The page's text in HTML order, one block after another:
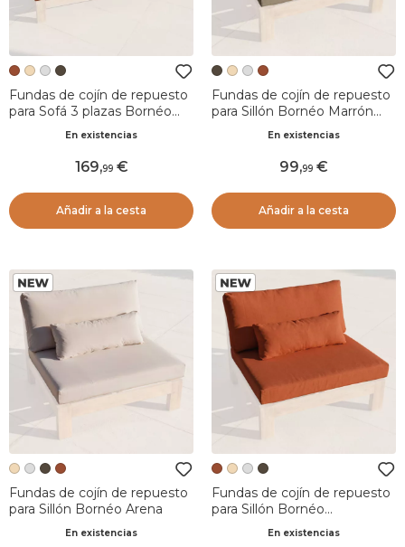
Fundas de cojín de repuesto
para Sofá 3 plazas Bornéo
En existencias
169,99
Añadir a la cesta
Fundas de cojín de repuesto
para Sillón Bornéo Marrón
En existencias
99,99
Añadir a la cesta
Fundas de cojín de repuesto
para Sillón Bornéo Arena
En existencias
Fundas de cojín de repuesto
para Sillón Bornéo
En existencias